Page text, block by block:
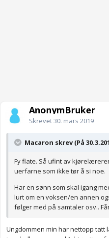
AnonymBruker
Skrevet30. mars 2019
Macaron skrev (På
Fy flate. Så ufint av
uerfarne som ikke tør å si noe.
Har en sønn som skal igang
lurt om en voksen/en annen
følger med på samtaler osv..
Ungdommen min har nettopp tatt